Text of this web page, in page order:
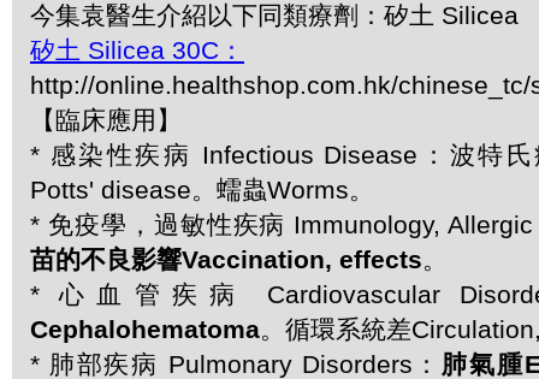
今集袁醫生介紹以下同類療劑：矽土 Silicea
矽土 Silicea 30C：
http://online.healthshop.com.hk/
【臨床應用】
* 感染性疾病 Infectious Disease：波特
Potts' disease。蠕蟲Worms。
* 免疫學，過敏性疾病 Immunology,
苗的不良影響Vaccination, effects。
* 心血管疾病 Cardiovascular
Cephalohematoma。循環系統差
* 肺部疾病 Pulmonary Disorders： 肺氣腫